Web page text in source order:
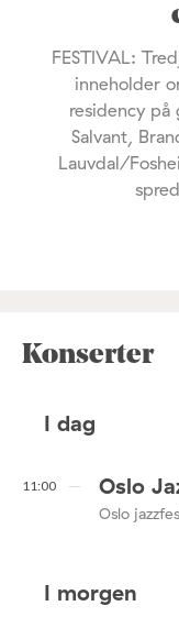
FESTIVAL:
inneholder
residency
Salvant,
Lauvdal/
Konserter
I dag
11:00 Oslo
Oslo
I morgen